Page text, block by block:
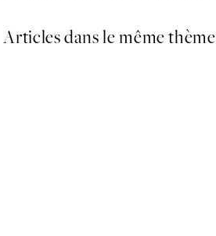
Articles dans le même thème